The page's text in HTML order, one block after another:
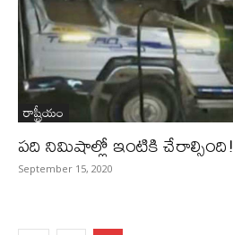
రాష్ట్రీయం
పది నిమిషాల్లో ఇంటికి చేరాల్సింది!
September 15, 2020